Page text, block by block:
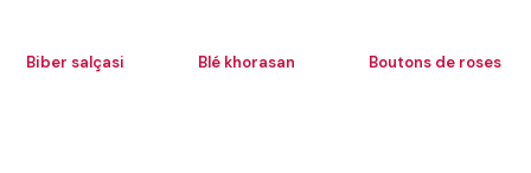
Biber salçasi Blé khorasan Boutons de roses